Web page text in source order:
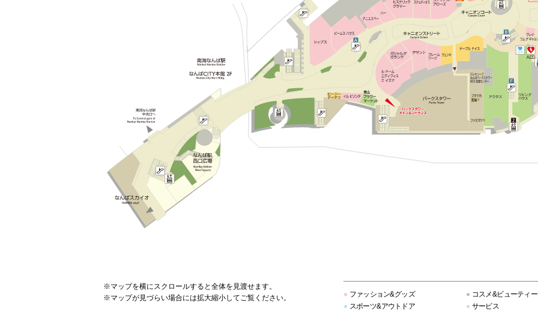
ヴィヴィアン・ウエストウッド レッドレーベル
P.G.donut
イル ビゾンテ
青山フラワーマーケット
ル ドーム エディフィス エ イエナ
ヴェンキ
※マップを横にスクロールすると全体を見渡せます。
※マップが見づらい場合には拡大縮小してご覧ください。 ● ファッション&グッズ ● コスメ&ビューティー
● スポーツ&アウトドア ● サービス